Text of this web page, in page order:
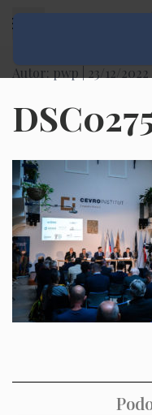
Autor: pwp | 23/12/2022